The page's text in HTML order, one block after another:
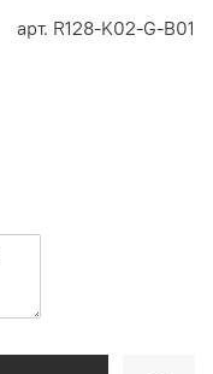
арт. R128-K02-G-B01